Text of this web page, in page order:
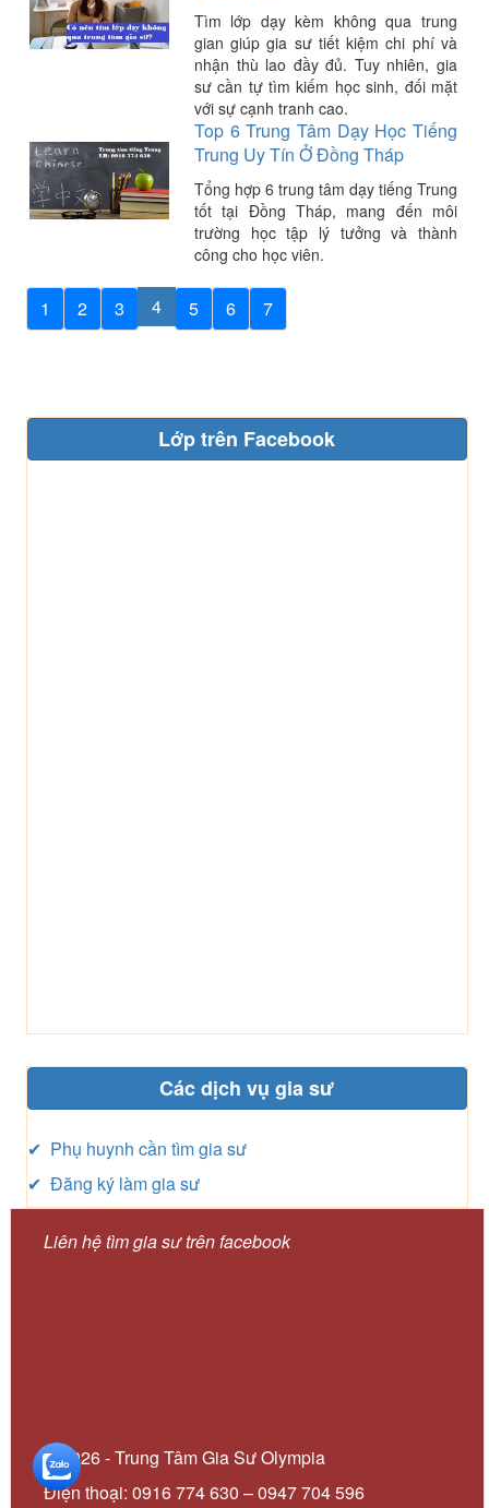
Tìm lớp dạy kèm không qua trung
gian giúp gia sư tiết kiệm chi phí và
nhận thù lao đầy đủ. Tuy nhiên, gia
sư cần tự tìm kiếm học sinh, đối mặt
với sự cạnh tranh cao.
Top 6 Trung Tâm Dạy Học Tiếng
Trung Uy Tín Ở Đồng Tháp
Tổng hợp 6 trung tâm dạy tiếng Trung
tốt tại Đồng Tháp, mang đến môi
trường học tập lý tưởng và thành
công cho học viên.
1 2 3 4 5 6 7
Lớp trên Facebook
Các dịch vụ gia sư
✔ Phụ huynh cần tìm gia sư
✔ Đăng ký làm gia sư
Liên hệ tìm gia sư trên facebook
© 2026 - Trung Tâm Gia Sư Olympia
Điện thoại: 0916 774 630 – 0947 704 596